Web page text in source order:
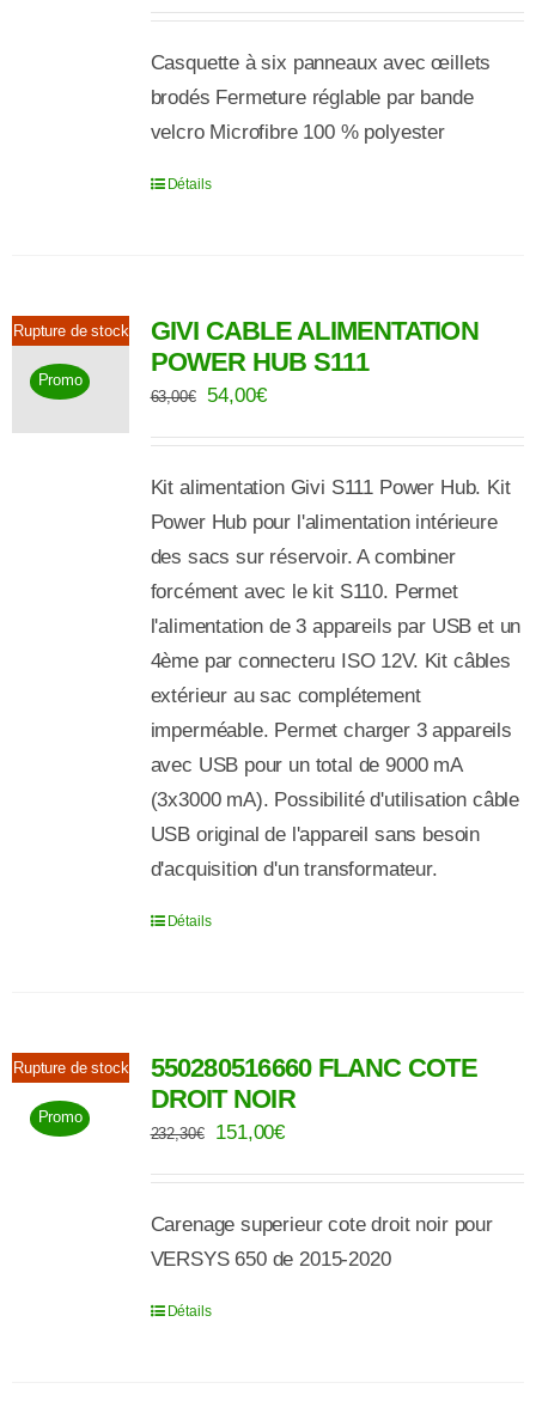
Casquette à six panneaux avec œillets
brodés Fermeture réglable par bande
velcro Microfibre 100 % polyester
Détails
Rupture de stock
Promo
GIVI CABLE ALIMENTATION
POWER HUB S111
63,00€
Le
était :
63,00€.
54,00€Le
est :
54,00€.
Kit alimentation Givi S111 Power Hub. Kit
Power Hub pour l'alimentation intérieure
des sacs sur réservoir. A combiner
forcément avec le kit S110. Permet
l'alimentation de 3 appareils par USB et un
4ème par connecteru ISO 12V. Kit câbles
extérieur au sac complétement
imperméable. Permet charger 3 appareils
avec USB pour un total de 9000 mA
(3x3000 mA). Possibilité d'utilisation câble
USB original de l'appareil sans besoin
d'acquisition d'un transformateur.
Détails
Rupture de stock
Promo
550280516660 FLANC COTE
DROIT NOIR
232,30€
Le
était :
232,30€.
151,00€Le
est :
151,00€.
Carenage superieur cote droit noir pour
VERSYS 650 de 2015-2020
Détails